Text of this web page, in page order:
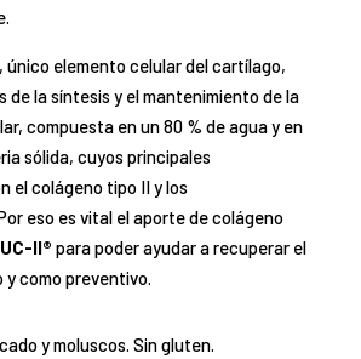
elemento celular del cartílago,
de la síntesis y el mantenimiento de la
compuesta en un 80 % de agua y en
sólida, cuyos principales
el colágeno tipo II y los
eso es vital el aporte de colágeno
UC-II® para poder ayudar a recuperar el
como preventivo.
y moluscos. Sin gluten.